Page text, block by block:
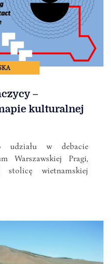
–
kulturalnej
udziału w debacie
Warszawskiej Pragi,
stolicę wietnamskiej